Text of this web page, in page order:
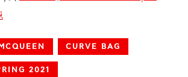
CURVE BAG
2021